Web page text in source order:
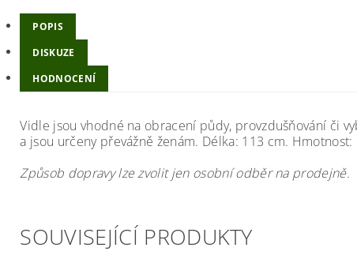
POPIS
DISKUZE
HODNOCENÍ
Vidle jsou vhodné na obracení půdy, provzdušňování či
a jsou určeny převážně ženám. Délka: 113 cm. Hmotnost:
Způsob dopravy lze zvolit jen osobní odběr na prodejně.
SOUVISEJÍCÍ PRODUKTY